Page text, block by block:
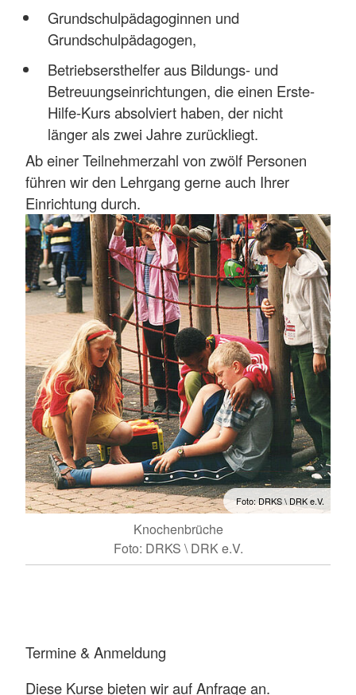
Foto: DRKS \ DRK e.V.
Knochenbrüche
Foto: DRKS \ DRK e.V.
Grundschulpädagoginnen und
Grundschulpädagogen,
Betriebsersthelfer aus Bildungs- und
Betreuungseinrichtungen, die einen Erste-
Hilfe-Kurs absolviert haben, der nicht
länger als zwei Jahre zurückliegt.
Ab einer Teilnehmerzahl von zwölf Personen
führen wir den Lehrgang gerne auch Ihrer
Einrichtung durch.
Termine & Anmeldung
Diese Kurse bieten wir auf Anfrage an.